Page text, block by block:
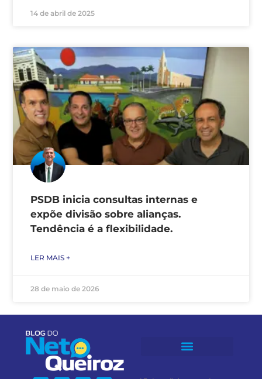
14 de abril de 2025
PSDB inicia consultas internas e
expõe divisão sobre alianças.
Tendência é a flexibilidade.
LER MAIS +
28 de maio de 2026